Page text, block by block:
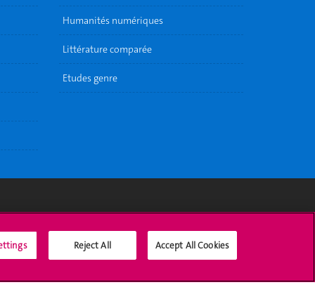
Humanités numériques
Littérature comparée
Etudes genre
Reject All Accept All Cookies